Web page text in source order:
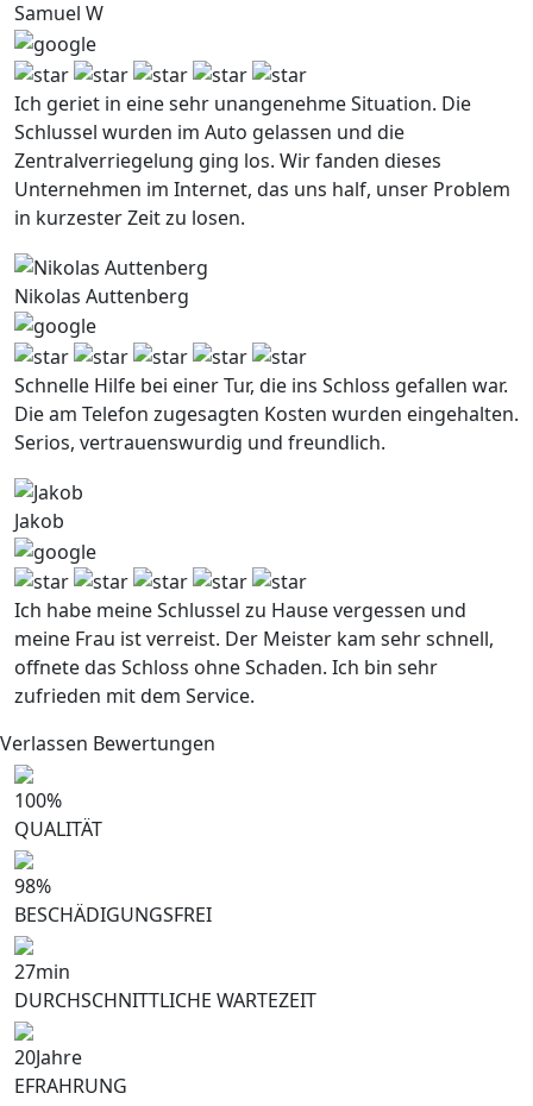
Samuel W
Ich geriet in eine sehr unangenehme Situation. Die
Schlussel wurden im Auto gelassen und die
Zentralverriegelung ging los. Wir fanden dieses
Unternehmen im Internet, das uns half, unser Problem
in kurzester Zeit zu losen.
Nikolas Auttenberg
Schnelle Hilfe bei einer Tur, die ins Schloss gefallen war.
Die am Telefon zugesagten Kosten wurden eingehalten.
Serios, vertrauenswurdig und freundlich.
Jakob
Ich habe meine Schlussel zu Hause vergessen und
meine Frau ist verreist. Der Meister kam sehr schnell,
offnete das Schloss ohne Schaden. Ich bin sehr
zufrieden mit dem Service.
Verlassen Bewertungen
100%
QUALITÄT
98%
BESCHÄDIGUNGSFREI
27min
DURCHSCHNITTLICHE WARTEZEIT
20Jahre
EFRAHRUNG